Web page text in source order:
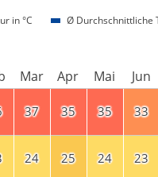
in °C Ø Durchschnittliche
Mar Apr Mai Jun
37 35 35 33
24 25 24 23